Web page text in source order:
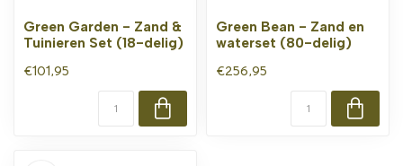
Green Garden - Zand &
Tuinieren Set (18-delig)
€101,95
Green Bean - Zand en
waterset (80-delig)
€256,95